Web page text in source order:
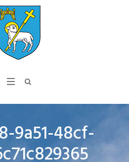
9a51-48cf-